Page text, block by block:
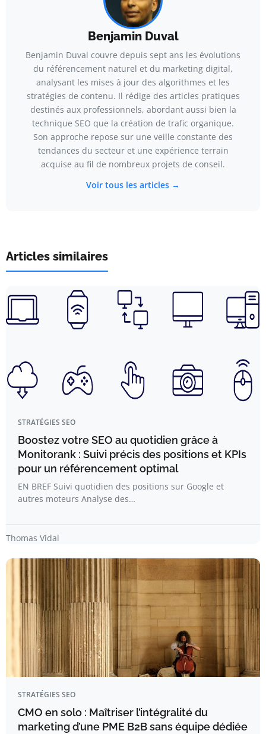
Benjamin Duval
Benjamin Duval couvre depuis sept ans les évolutions
du référencement naturel et du marketing digital,
analysant les mises à jour des algorithmes et les
stratégies de contenu. Il rédige des articles pratiques
destinés aux professionnels, abordant aussi bien la
technique SEO que la création de trafic organique.
Son approche repose sur une veille constante des
tendances du secteur et une expérience terrain
acquise au fil de nombreux projets de conseil.
Voir tous les articles →
Articles similaires
STRATÉGIES SEO
Boostez votre SEO au quotidien grâce à
Monitorank : Suivi précis des positions et KPIs
pour un référencement optimal
EN BREF Suivi quotidien des positions sur Google et
autres moteurs Analyse des…
Thomas Vidal
STRATÉGIES SEO
CMO en solo : Maîtriser l’intégralité du
marketing d’une PME B2B sans équipe dédiée